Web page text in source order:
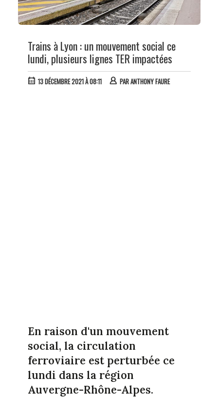
Trains à Lyon : un mouvement social ce
lundi, plusieurs lignes TER impactées
13 DÉCEMBRE 2021 À 08:11 PARANTHONY FAURE
En raison d'un mouvement
social, la circulation
ferroviaire est perturbée ce
lundi dans la région
Auvergne-Rhône-Alpes.